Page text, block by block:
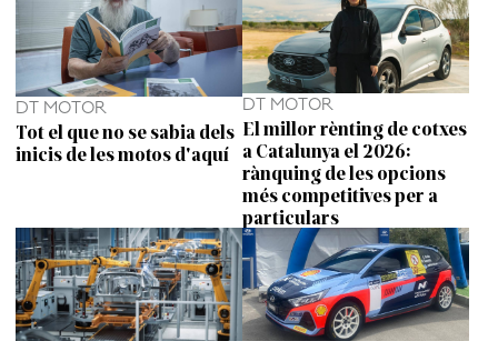
DT MOTOR
Tot el que no se sabia dels
inicis de les motos d'aquí
DT MOTOR
El millor rènting de cotxes
a Catalunya el 2026:
rànquing de les opcions
més competitives per a
particulars